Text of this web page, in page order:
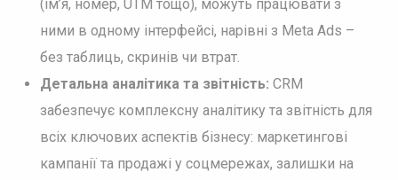
(ім’я, номер, UTM тощо), можуть працювати з
ними в одному інтерфейсі, нарівні з Meta Ads –
без таблиць, скринів чи втрат.
Детальна аналітика та звітність: CRM
забезпечує комплексну аналітику та звітність для
всіх ключових аспектів бізнесу: маркетингові
кампанії та продажі у соцмережах, залишки на